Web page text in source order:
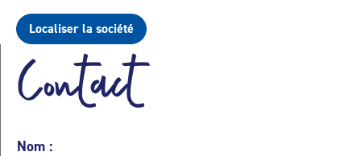
Localiser la société
Contact
Nom :